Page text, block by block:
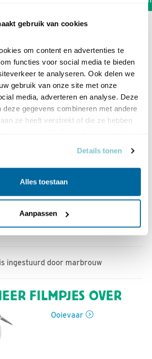
gebruik van cookies
om content en advertenties te
functies voor social media te bieden
te analyseren. Ook delen we
gebruik van onze site met onze
media, adverteren en analyse. Deze
deze gegevens combineren met andere
ze heeft verstrekt of die ze hebben
Details tonen
Alles toestaan
Aanpassen
| Geplaatst op 2 juli 2023, 8:24 |
dit filmpje| 345x
ingestuurd door marbrouw
FILMPJES OVER
Ooievaar